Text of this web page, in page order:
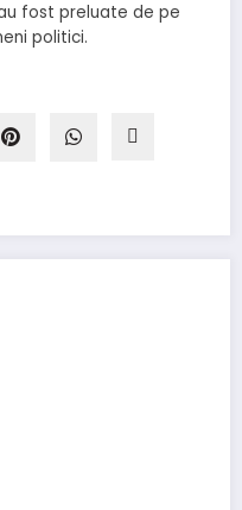
fost preluate de pe
politici.